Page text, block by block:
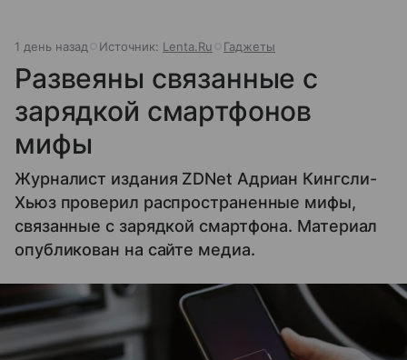
1 день назад Источник: Lenta.Ru Гаджеты
Развеяны связанные с
зарядкой смартфонов
мифы
Журналист издания ZDNet Адриан Кингсли-
Хьюз проверил распространенные мифы,
связанные с зарядкой смартфона. Материал
опубликован на сайте медиа.